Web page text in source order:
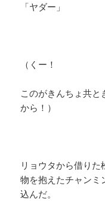
「ヤダー」
（くー！
このがきんちょ共
から！）
リョウタから借り
物を抱えたチャンミ
込んだ。